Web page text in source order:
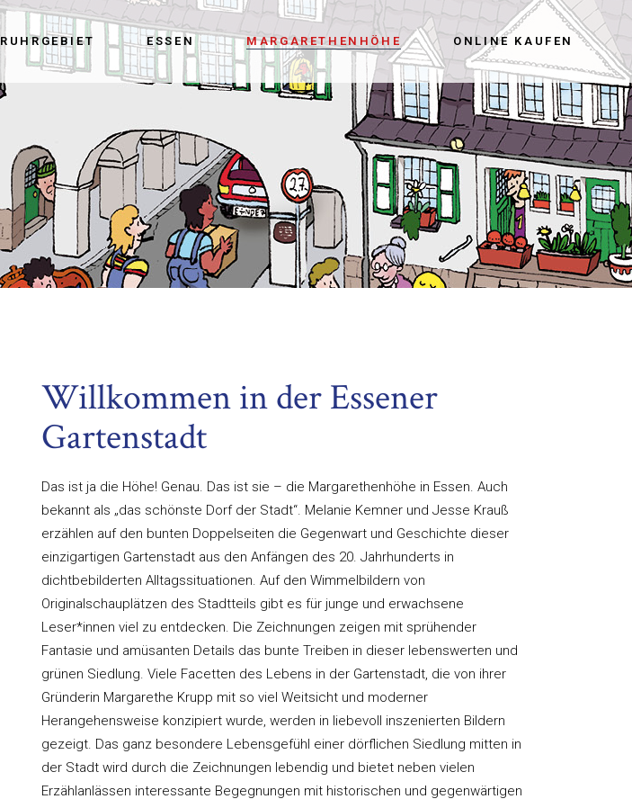
RUHRGEBIET ESSEN MARGARETHENHÖHE ONLINE KAUFEN
Willkommen in der Essener
Gartenstadt
Das ist ja die Höhe! Genau. Das ist sie – die Margarethenhöhe in Essen. Auch
bekannt als „das schönste Dorf der Stadt“. Melanie Kemner und Jesse Krauß
erzählen auf den bunten Doppelseiten die Gegenwart und Geschichte dieser
einzigartigen Gartenstadt aus den Anfängen des 20. Jahrhunderts in
dichtbebilderten Alltagssituationen. Auf den Wimmelbildern von
Originalschauplätzen des Stadtteils gibt es für junge und erwachsene
Leser*innen viel zu entdecken. Die Zeichnungen zeigen mit sprühender
Fantasie und amüsanten Details das bunte Treiben in dieser lebenswerten und
grünen Siedlung. Viele Facetten des Lebens in der Gartenstadt, die von ihrer
Gründerin Margarethe Krupp mit so viel Weitsicht und moderner
Herangehensweise konzipiert wurde, werden in liebevoll inszenierten Bildern
gezeigt. Das ganz besondere Lebensgefühl einer dörflichen Siedlung mitten in
der Stadt wird durch die Zeichnungen lebendig und bietet neben vielen
Erzählanlässen interessante Begegnungen mit historischen und gegenwärtigen